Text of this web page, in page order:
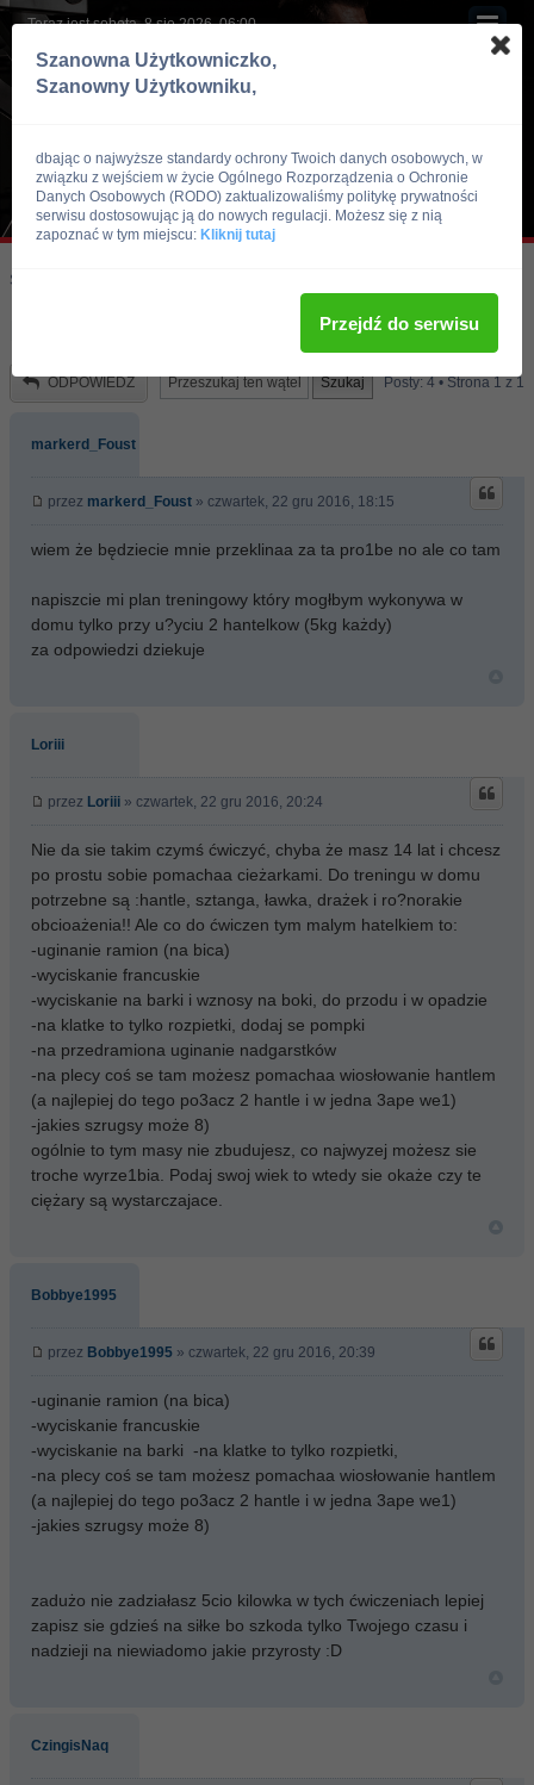
Teraz jest sobota, 8 sie 2026, 06:00
Skocz do:
Napiszcie trening dla domatora
ODPOWIEDZ Posty: 4 • Strona 1 z 1
markerd_Foust
przez markerd_Foust » czwartek, 22 gru 2016, 18:15
wiem że będziecie mnie przeklinaa za ta pro1be no ale co tam
napiszcie mi plan treningowy który mogłbym wykonywa w
domu tylko przy u?yciu 2 hantelkow (5kg każdy)
za odpowiedzi dziekuje
Loriii
przez Loriii » czwartek, 22 gru 2016, 20:24
Nie da sie takim czymś ćwiczyć, chyba że masz 14 lat i chcesz
po prostu sobie pomachaa cieżarkami. Do treningu w domu
potrzebne są :hantle, sztanga, ławka, drażek i ro?norakie
obcioażenia!! Ale co do ćwiczen tym malym hatelkiem to:
-uginanie ramion (na bica)
-wyciskanie francuskie
-wyciskanie na barki i wznosy na boki, do przodu i w opadzie
-na klatke to tylko rozpietki, dodaj se pompki
-na przedramiona uginanie nadgarstków
-na plecy coś se tam możesz pomachaa wiosłowanie hantlem
(a najlepiej do tego po3acz 2 hantle i w jedna 3ape we1)
-jakies szrugsy może 8)
ogólnie to tym masy nie zbudujesz, co najwyzej możesz sie
troche wyrze1bia. Podaj swoj wiek to wtedy sie okaże czy te
ciężary są wystarczajace.
Bobbye1995
przez Bobbye1995 » czwartek, 22 gru 2016, 20:39
-uginanie ramion (na bica)
-wyciskanie francuskie
-wyciskanie na barki -na klatke to tylko rozpietki,
-na plecy coś se tam możesz pomachaa wiosłowanie hantlem
(a najlepiej do tego po3acz 2 hantle i w jedna 3ape we1)
-jakies szrugsy może 8)
zadużo nie zadziałasz 5cio kilowka w tych ćwiczeniach lepiej
zapisz sie gdzieś na siłke bo szkoda tylko Twojego czasu i
nadzieji na niewiadomo jakie przyrosty :D
CzingisNaq
Szanowna Użytkowniczko,
Szanowny Użytkowniku,
dbając o najwyższe standardy ochrony Twoich danych osobowych, w
związku z wejściem w życie Ogólnego Rozporządzenia o Ochronie
Danych Osobowych (RODO) zaktualizowaliśmy politykę prywatności
serwisu dostosowując ją do nowych regulacji. Możesz się z nią
zapoznać w tym miejscu: Kliknij tutaj
Przejdź do serwisu